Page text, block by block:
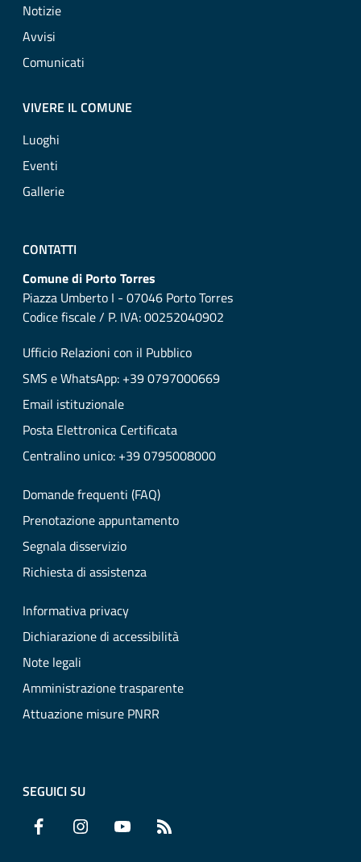
Notizie
Avvisi
Comunicati
VIVERE IL COMUNE
Luoghi
Eventi
Gallerie
CONTATTI
Comune di Porto Torres
Piazza Umberto I - 07046 Porto Torres
Codice fiscale / P. IVA: 00252040902
Ufficio Relazioni con il Pubblico
SMS e WhatsApp: +39 0797000669
Email istituzionale
Posta Elettronica Certificata
Centralino unico: +39 0795008000
Domande frequenti (FAQ)
Prenotazione appuntamento
Segnala disservizio
Richiesta di assistenza
Informativa privacy
Dichiarazione di accessibilità
Note legali
Amministrazione trasparente
Attuazione misure PNRR
SEGUICI SU
Facebook Instagram YouTube